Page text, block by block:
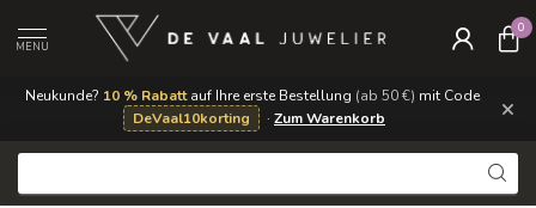
Neukunde? 10 % Rabattauf Ihre erste Bestellung (ab 50 €) mit Code
DeVaal10korting
· Zum Warenkorb ×
MENU
0